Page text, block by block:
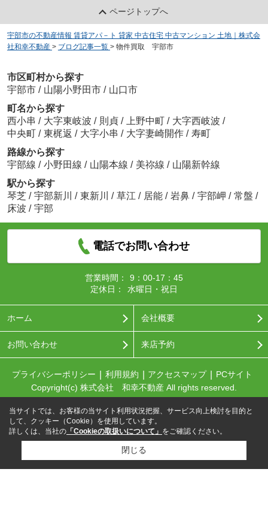
ページトップへ
宇部市の不動産情報 賃貸アパ－ト 貸家 中古住宅 中古マンション 土地｜株式会
社和幸不動産 > ブログ記事一覧 > 物件買取 宇部市
市区町村から探す
宇部市 / 山陽小野田市 / 山口市
町名から探す
西小串 / 大字東岐波 / 則貞 / 上野中町 / 大字西岐波 /
中央町 / 東梶返 / 大字小串 / 大字妻崎開作 / 寿町
路線から探す
宇部線 / 小野田線 / 山陽本線 / 美祢線 / 山陽新幹線
駅から探す
琴芝 / 宇部新川 / 東新川 / 草江 / 居能 / 岩鼻 / 宇部岬 / 常盤 /
床波 / 宇部
電話でお問い合わせ
営業時間：
9：00-17：45
定休日：
水曜日・祝日
ホーム 会社概要
お問い合わせ 来店予約
プライバシーポリシー 利用規約 アクセスマップ
PCサイト
Copyright(c) 株式会社 和幸不動産 All rights reserved.
当サイトでは、お客様の当サイト利用状況把握、サービス向上検討を目的と
して、クッキー（Cookie）を使用しています。
詳しくは、当社の 「Cookieの取扱いについて」 をご確認ください。
閉じる